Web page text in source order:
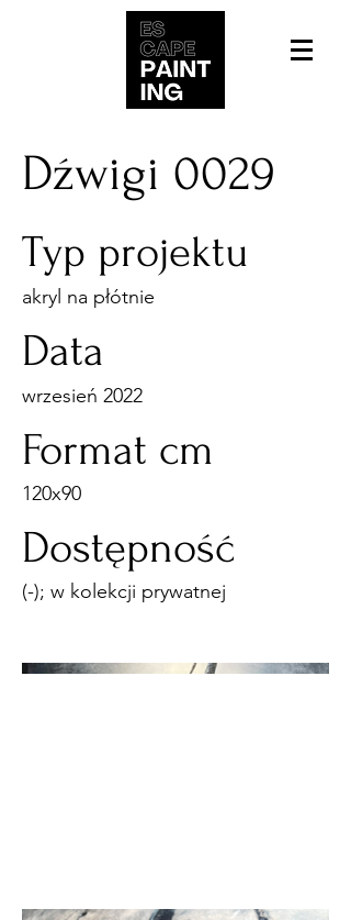
Dźwigi 0029
Typ projektu
akryl na płótnie
Data
wrzesień 2022
Format cm
120x90
Dostępność
(-); w kolekcji prywatnej